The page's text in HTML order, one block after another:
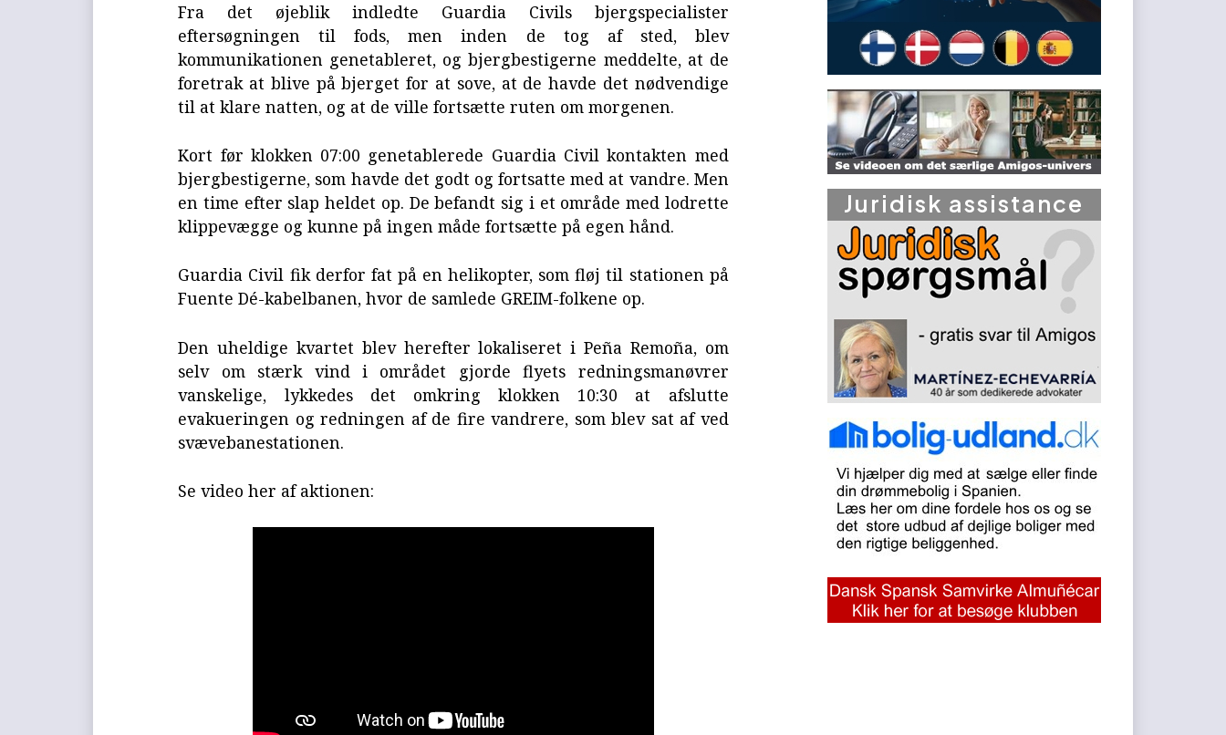
Fra det øjeblik indledte Guardia Civils bjergspecialister
eftersøgningen til fods, men inden de tog af sted, blev
kommunikationen genetableret, og bjergbestigerne meddelte, at de
foretrak at blive på bjerget for at sove, at de havde det nødvendige
til at klare natten, og at de ville fortsætte ruten om morgenen.
Kort før klokken 07:00 genetablerede Guardia Civil kontakten med
bjergbestigerne, som havde det godt og fortsatte med at vandre. Men
en time efter slap heldet op. De befandt sig i et område med lodrette
klippevægge og kunne på ingen måde fortsætte på egen hånd.
Guardia Civil fik derfor fat på en helikopter, som fløj til stationen på
Fuente Dé-kabelbanen, hvor de samlede GREIM-folkene op.
Den uheldige kvartet blev herefter lokaliseret i Peña Remoña, om
selv om stærk vind i området gjorde flyets redningsmanøvrer
vanskelige, lykkedes det omkring klokken 10:30 at afslutte
evakueringen og redningen af de fire vandrere, som blev sat af ved
svævebanestationen.
Se video her af aktionen: